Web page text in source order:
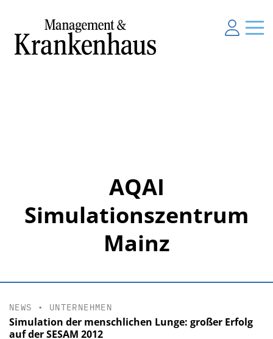
AQAI
Simulationszentrum
Mainz
NEWS • UNTERNEHMEN
Simulation der menschlichen Lunge: großer Erfolg
auf der SESAM 2012